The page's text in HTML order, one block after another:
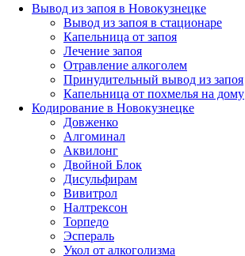
Вывод из запоя в Новокузнецке
Вывод из запоя в стационаре
Капельница от запоя
Лечение запоя
Отравление алкоголем
Принудительный вывод из запоя
Капельница от похмелья на дому
Кодирование в Новокузнецке
Довженко
Алгоминал
Аквилонг
Двойной Блок
Дисульфирам
Вивитрол
Налтрексон
Торпедо
Эспераль
Укол от алкоголизма